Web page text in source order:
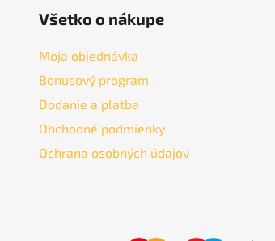
s
Všetko o nákupe
Moja objednávka
Bonusový program
Dodanie a platba
Obchodné podmienky
Ochrana osobných údajov